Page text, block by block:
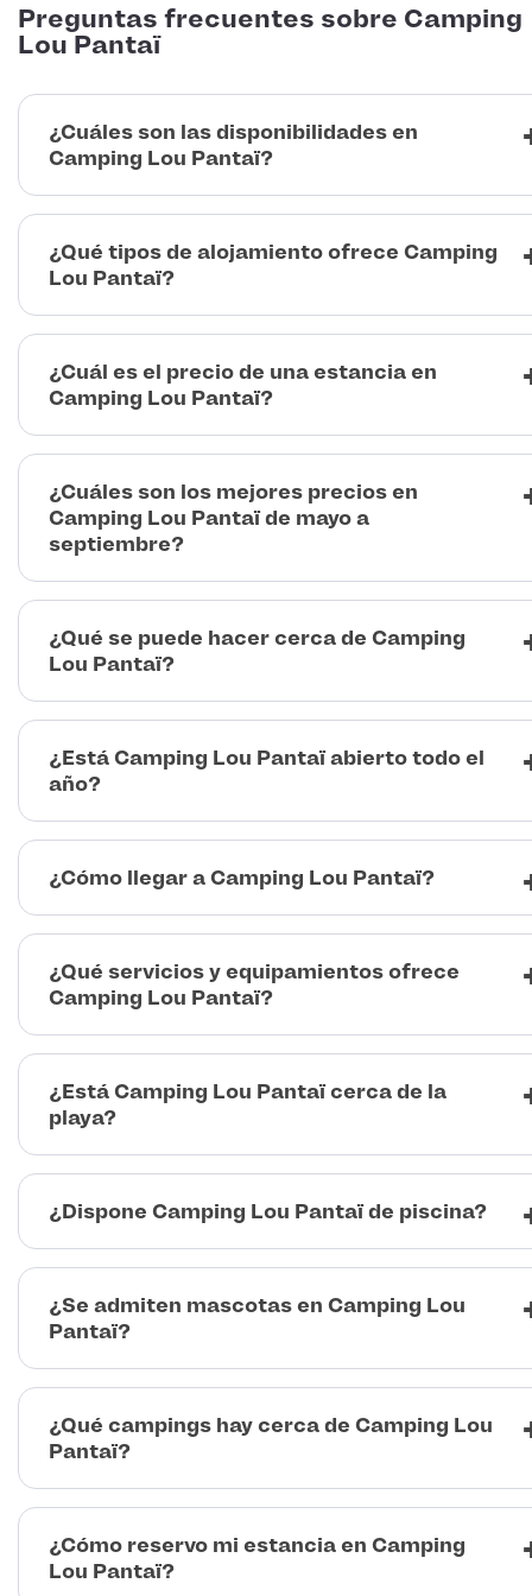
Preguntas frecuentes sobre Camping
Lou Pantaï
¿Cuáles son las disponibilidades en
Camping Lou Pantaï?
¿Qué tipos de alojamiento ofrece Camping
Lou Pantaï?
¿Cuál es el precio de una estancia en
Camping Lou Pantaï?
¿Cuáles son los mejores precios en
Camping Lou Pantaï de mayo a
septiembre?
¿Qué se puede hacer cerca de Camping
Lou Pantaï?
¿Está Camping Lou Pantaï abierto todo el
año?
¿Cómo llegar a Camping Lou Pantaï?
¿Qué servicios y equipamientos ofrece
Camping Lou Pantaï?
¿Está Camping Lou Pantaï cerca de la
playa?
¿Dispone Camping Lou Pantaï de piscina?
¿Se admiten mascotas en Camping Lou
Pantaï?
¿Qué campings hay cerca de Camping Lou
Pantaï?
¿Cómo reservo mi estancia en Camping
Lou Pantaï?